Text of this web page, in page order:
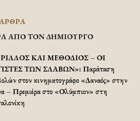
ΑΠΟ ΤΟΝ ΔΗΜΙΟΥΡΓΟ
ΚΑΙ ΜΕΘΟΔΙΟΣ – ΟΙ
ΤΩΝ ΣΛΑΒΩΝ»: Παράταση
στον κινηματογράφο «Δαναός» στην
– Πρεμιέρα στο «Ολύμπιον» στη